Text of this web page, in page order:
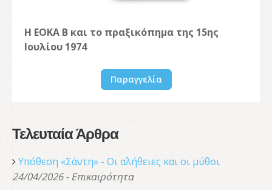
Η ΕΟΚΑ Β και το πραξικόπημα της 15ης
Ιουλίου 1974
Παραγγελία
Τελευταία Άρθρα
Υπόθεση «Σάντη» - Οι αλήθειες και οι μύθοι
24/04/2026 - Επικαιρότητα